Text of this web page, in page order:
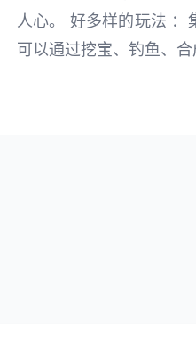
人心。 好多样的玩法 ：
可以通过挖宝、钓鱼、